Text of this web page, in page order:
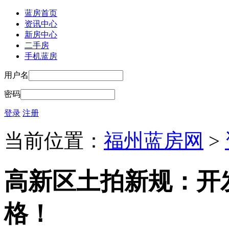
蓝房首页
资讯中心
新房中心
二手房
手机蓝房
用户名
密码
登录 注册
当前位置： 福州蓝房网 >
高新区土拍新规：
格！